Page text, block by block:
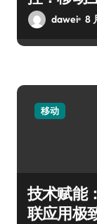
dawei 8
移动
技术赋能
联应用极